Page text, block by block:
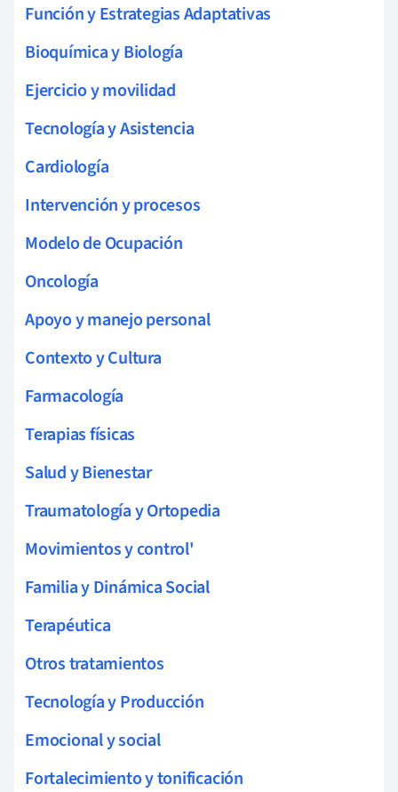
Función y Estrategias Adaptativas
Bioquímica y Biología
Ejercicio y movilidad
Tecnología y Asistencia
Cardiología
Intervención y procesos
Modelo de Ocupación
Oncología
Apoyo y manejo personal
Contexto y Cultura
Farmacología
Terapias físicas
Salud y Bienestar
Traumatología y Ortopedia
Movimientos y control'
Familia y Dinámica Social
Terapéutica
Otros tratamientos
Tecnología y Producción
Emocional y social
Fortalecimiento y tonificación